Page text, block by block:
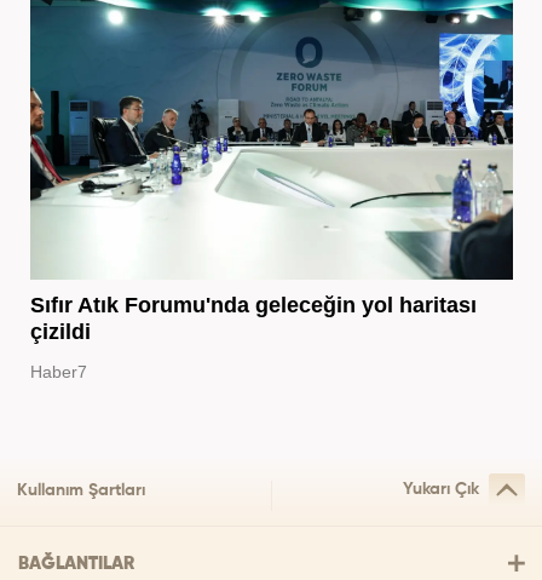
Sıfır Atık Forumu'nda geleceğin yol haritası
çizildi
Haber7
Kullanım Şartları Yukarı Çık
BAĞLANTILAR